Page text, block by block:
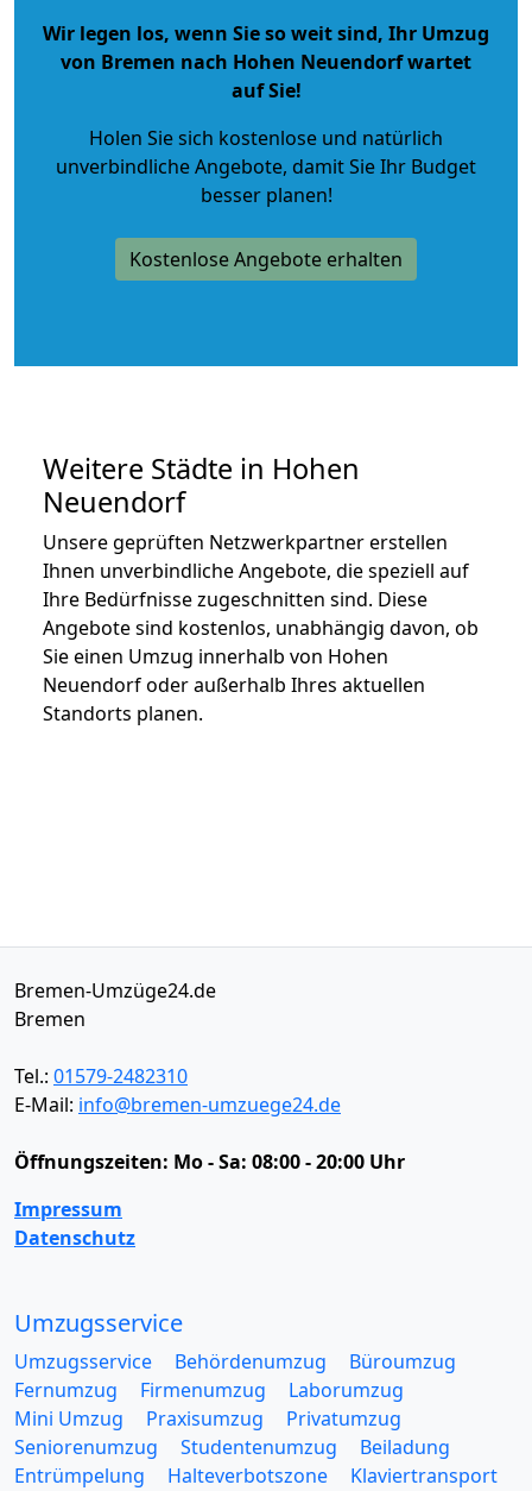
Wir legen los, wenn Sie so weit sind, Ihr Umzug
von Bremen nach Hohen Neuendorf wartet
auf Sie!
Holen Sie sich kostenlose und natürlich
unverbindliche Angebote, damit Sie Ihr Budget
besser planen!
Kostenlose Angebote erhalten
Weitere Städte in Hohen
Neuendorf
Unsere geprüften Netzwerkpartner erstellen
Ihnen unverbindliche Angebote, die speziell auf
Ihre Bedürfnisse zugeschnitten sind. Diese
Angebote sind kostenlos, unabhängig davon, ob
Sie einen Umzug innerhalb von Hohen
Neuendorf oder außerhalb Ihres aktuellen
Standorts planen.
Bremen-Umzüge24.de
Bremen
Tel.: 01579-2482310
E-Mail: info@bremen-umzuege24.de
Öffnungszeiten: Mo - Sa: 08:00 - 20:00 Uhr
Impressum
Datenschutz
Umzugsservice
Umzugsservice Behördenumzug
Büroumzug
Fernumzug
Firmenumzug
Laborumzug
Mini Umzug
Praxisumzug
Privatumzug
Seniorenumzug
Studentenumzug
Beiladung
Entrümpelung
Halteverbotszone
Klaviertransport